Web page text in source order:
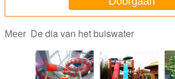
Meer De dia van het buiswater